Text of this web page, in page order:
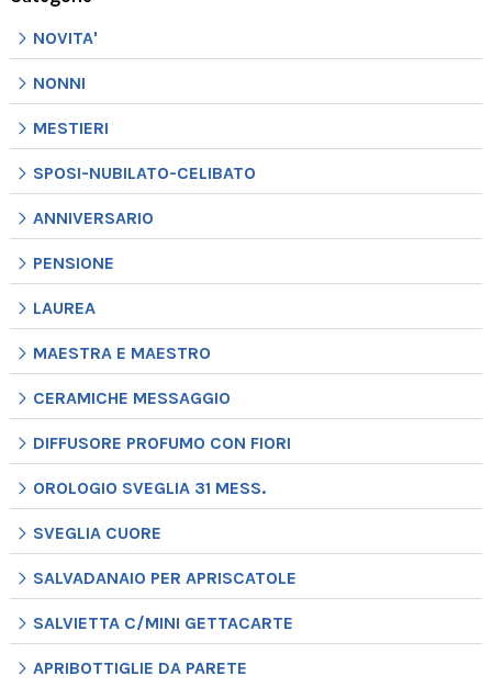
NOVITA'
NONNI
MESTIERI
SPOSI-NUBILATO-CELIBATO
ANNIVERSARIO
PENSIONE
LAUREA
MAESTRA E MAESTRO
CERAMICHE MESSAGGIO
DIFFUSORE PROFUMO CON FIORI
OROLOGIO SVEGLIA 31 MESS.
SVEGLIA CUORE
SALVADANAIO PER APRISCATOLE
SALVIETTA C/MINI GETTACARTE
APRIBOTTIGLIE DA PARETE